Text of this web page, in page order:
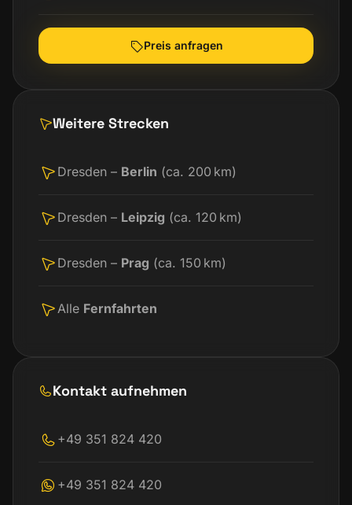
Preis anfragen
Weitere Strecken
Dresden – Berlin (ca. 200 km)
Dresden – Leipzig (ca. 120 km)
Dresden – Prag (ca. 150 km)
Alle Fernfahrten
Kontakt aufnehmen
+49 351 824 420
+49 351 824 420